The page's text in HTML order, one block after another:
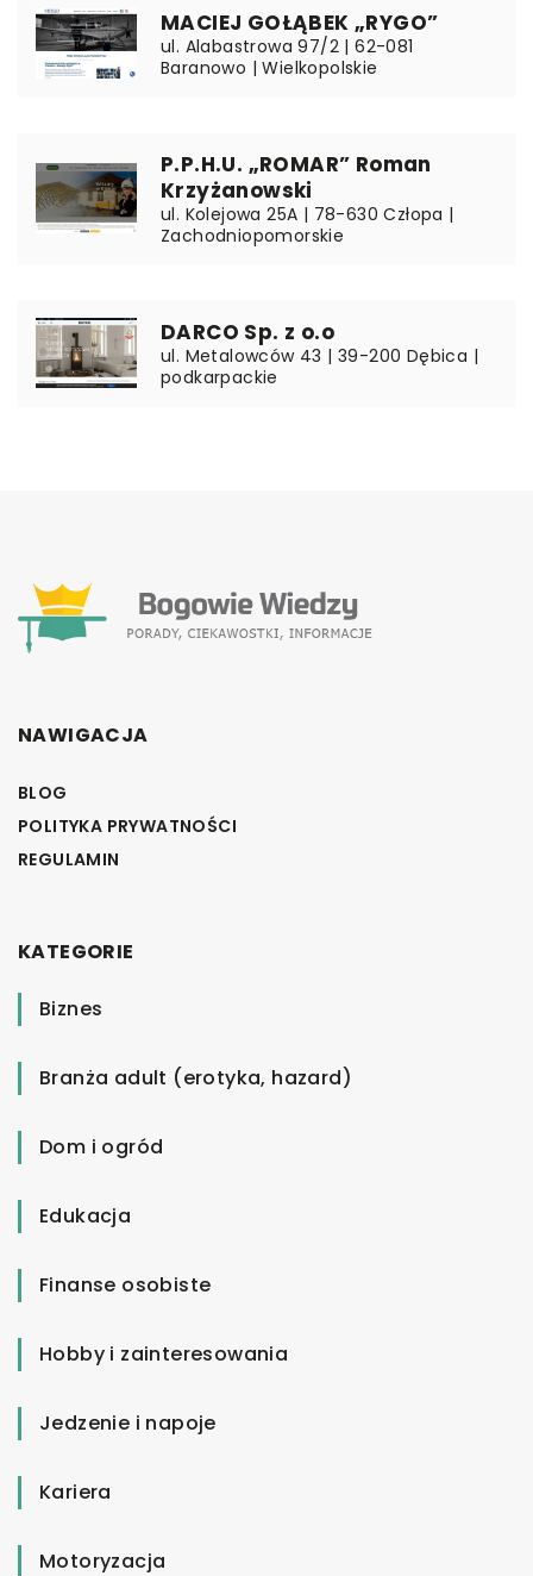
MACIEJ GOŁĄBEK „RYGO”
ul. Alabastrowa 97/2 | 62-081
Baranowo | Wielkopolskie
P.P.H.U. „ROMAR” Roman
Krzyżanowski
ul. Kolejowa 25A | 78-630 Człopa |
Zachodniopomorskie
DARCO Sp. z o.o
ul. Metalowców 43 | 39-200 Dębica |
podkarpackie
NAWIGACJA
BLOG
POLITYKA PRYWATNOŚCI
REGULAMIN
KATEGORIE
Biznes
Branża adult (erotyka, hazard)
Dom i ogród
Edukacja
Finanse osobiste
Hobby i zainteresowania
Jedzenie i napoje
Kariera
Motoryzacja